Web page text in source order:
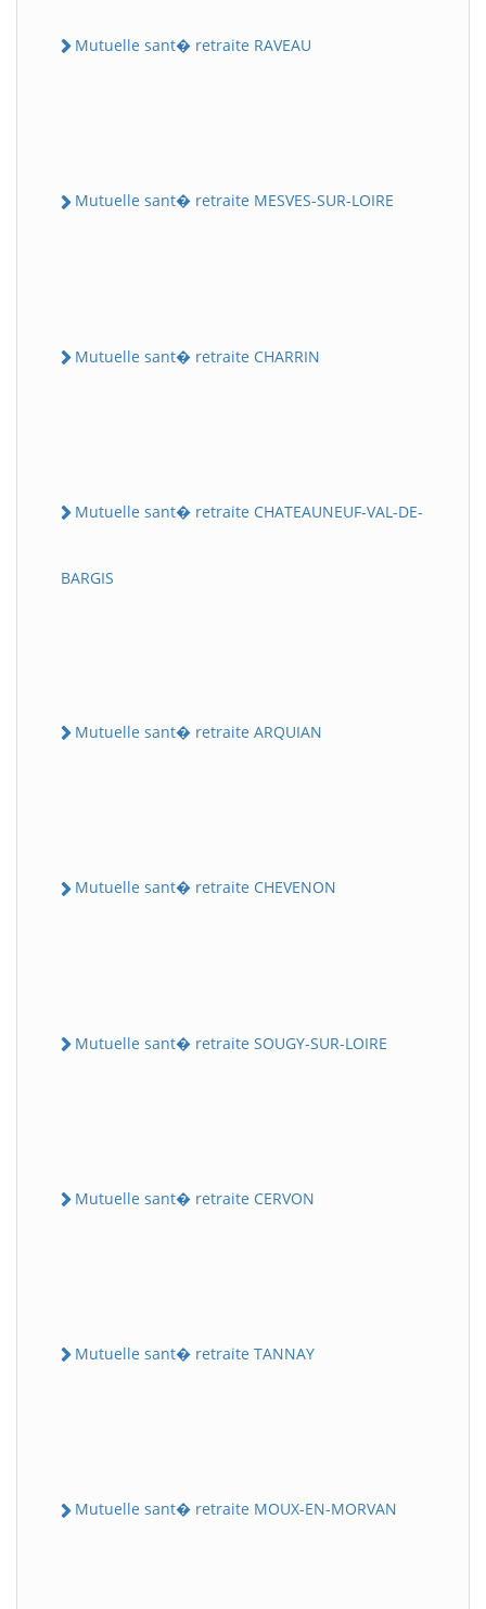
Mutuelle sant� retraite RAVEAU
Mutuelle sant� retraite MESVES-SUR-LOIRE
Mutuelle sant� retraite CHARRIN
Mutuelle sant� retraite CHATEAUNEUF-VAL-DE-
BARGIS
Mutuelle sant� retraite ARQUIAN
Mutuelle sant� retraite CHEVENON
Mutuelle sant� retraite SOUGY-SUR-LOIRE
Mutuelle sant� retraite CERVON
Mutuelle sant� retraite TANNAY
Mutuelle sant� retraite MOUX-EN-MORVAN